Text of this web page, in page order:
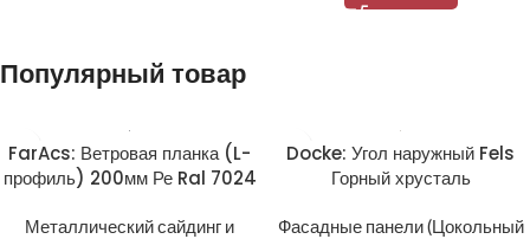
Популярный товар
FarAcs: Ветровая планка (L-
профиль) 200мм Ре Ral 7024
Металлический сайдинг и
Docke: Угол наружный Fels
Горный хрусталь
Фасадные панели (Цокольный